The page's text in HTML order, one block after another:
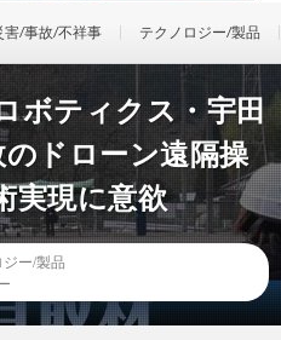
害/事故/不祥事 テクノロジー/製品
ボティクス・宇田
ドローン遠隔操
実現に意欲
ジー/製品